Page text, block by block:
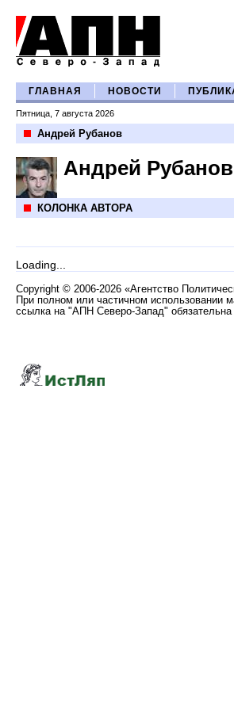
ГЛАВНАЯ НОВОСТИ
Пятница, 7 августа 2026
Андрей Рубанов
Андрей Рубанов
КОЛОНКА АВТОРА
Loading...
Copyright © 2006-2026 «Агентство
При полном или частичном использовании
ссылка на "АПН Северо-Запад" обязательна